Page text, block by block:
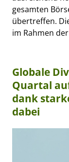
gesamten
übertreffen.
im Rahmen
Globale
Quartal
dank
dabei